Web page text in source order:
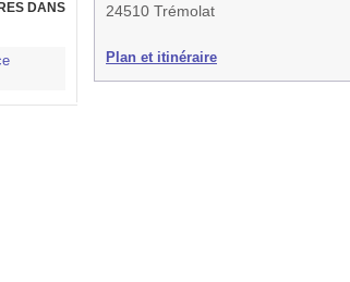
DANS
24510 Trémolat
Plan et itinéraire